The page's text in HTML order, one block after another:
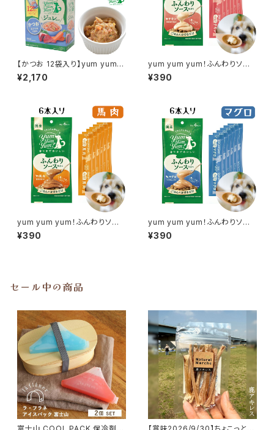
【かつお 12袋入り】yum yum y
um！ジュレ仕立て
¥2,170
yum yum yum！ふんわりソー
ス仕立て「チキン」6本入り
¥390
yum yum yum！ふんわりソー
ス仕立て「馬肉」6本入り
¥390
yum yum yum！ふんわりソー
ス仕立て「マグロ」6本入り
¥390
セール中の商品